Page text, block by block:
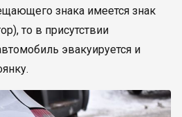
знака имеется знак
то в присутствии
эвакуируется и